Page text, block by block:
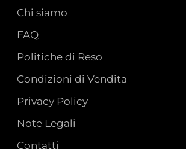
Chi siamo
FAQ
Politiche di Reso
Condizioni di Vendita
Privacy Policy
Note Legali
Contatti